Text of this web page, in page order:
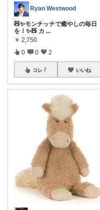
Ryan Westwood
🧸✨モンチッチで癒やしの毎日
を！✨🧸 カ ...
￥ 2,750
0 0 2
コレ いいね